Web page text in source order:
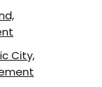
City,